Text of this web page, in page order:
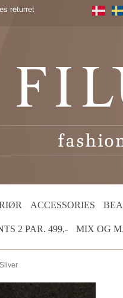
returret
ACCESSORIES
2 PAR. 499,- MIX OG